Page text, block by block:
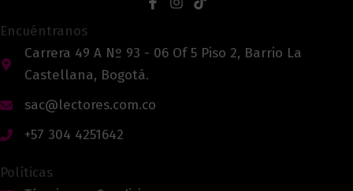
Encuéntranos
Carrera 49 A Nº 93 - 06 Of 5 Piso 2, Barrio La
Castellana, Bogotá.
sac@lectores.com.co
+57 304 4251642
Políticas